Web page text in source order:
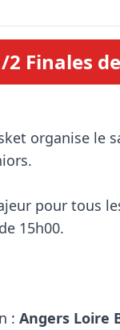
2 Finales
pour tous
15h00.
: Angers Loire